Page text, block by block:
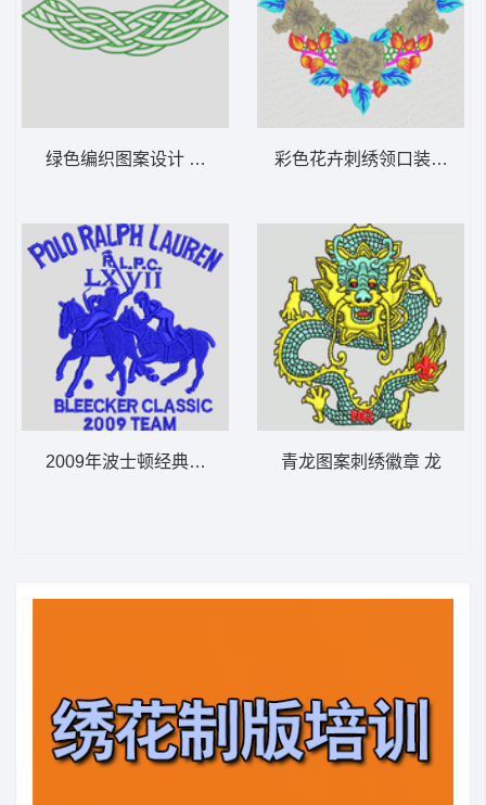
绿色编织图案设计 交叉面条曲线
2009年波士顿经典马球队徽 骑马polo
彩色花卉刺绣领口装饰 领
青龙图案刺绣徽章 龙